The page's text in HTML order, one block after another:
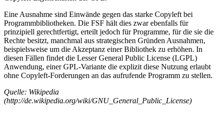
Eine Ausnahme sind Einwände gegen das starke Copyleft bei
Programmbibliotheken. Die FSF hält dies zwar ebenfalls für
prinzipiell gerechtfertigt, erteilt jedoch für Programme, für die sie die
Rechte besitzt, manchmal aus strategischen Gründen Ausnahmen,
beispielsweise um die Akzeptanz einer Bibliothek zu erhöhen. In
diesen Fällen findet die Lesser General Public License (LGPL)
Anwendung, einer GPL-Variante die explizit diese Nutzung erlaubt
ohne Copyleft-Forderungen an das aufrufende Programm zu stellen.
Quelle: Wikipedia
(http://de.wikipedia.org/wiki/GNU_General_Public_License)